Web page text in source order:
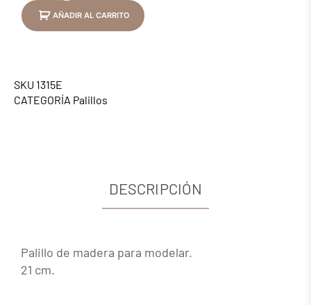
AÑADIR AL CARRITO
SKU 1315E
CATEGORÍA Palillos
DESCRIPCIÓN
Palillo de madera para modelar.
21 cm.